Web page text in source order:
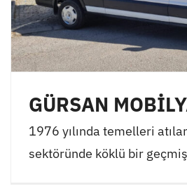
GÜRSAN
1976 yılında temelleri
sektöründe köklü bir